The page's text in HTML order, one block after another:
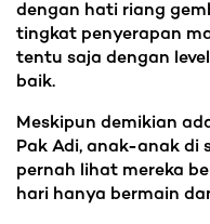
dengan hati riang
tingkat penyerapan
tentu saja dengan
baik.
Meskipun demikian
Pak Adi, anak-anak di
pernah lihat mereka
hari hanya bermain